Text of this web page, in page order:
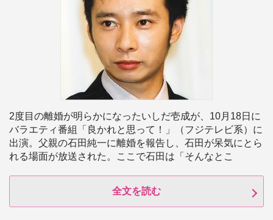
2度目の離婚が明らかになったいしだ壱成が、10月18日に
バラエティ番組「良かれと思って！」（フジテレビ系）に
出演。父親の石田純一に離婚を報告し、石田が呆気にとら
れる場面が放送された。ここで石田は「そんなとこ
全文を読む